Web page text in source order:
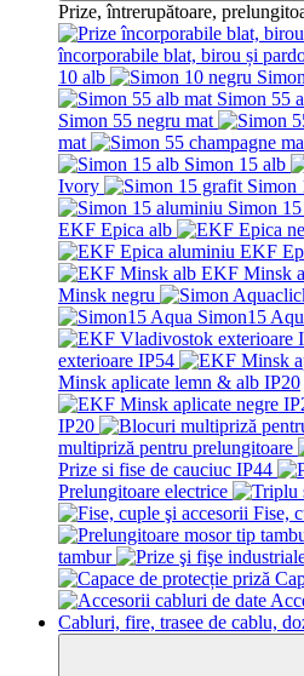
Prize, întrerupătoare,
încorporabile blat, birou și
10 alb
Simon 55
Simon 55 negru mat
mat
Simon 15 alb
Ivory
Simon
Simon
EKF Epica alb
EKF
EKF Minsk
Minsk negru
Simon15
exterioare IP54
Minsk aplicate lemn & alb IP20
IP20
multipriză pentru prelungitoare
Prize si fise de cauciuc IP44
Prelungitoare electrice
Fise,
tambur
Cabluri, fire, trasee de cablu,